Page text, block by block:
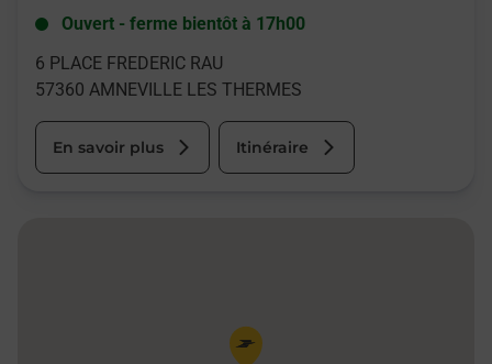
Ouvert - ferme bientôt à 17h00
6 PLACE FREDERIC RAU
57360 AMNEVILLE LES THERMES
En savoir plus Itinéraire
Pin de la carte